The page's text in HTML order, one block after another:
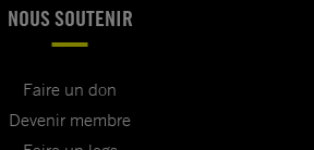
NOUS SOUTENIR
Faire un don
Devenir membre